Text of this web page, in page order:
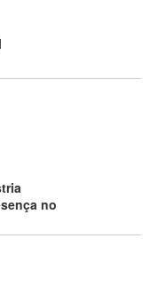
no